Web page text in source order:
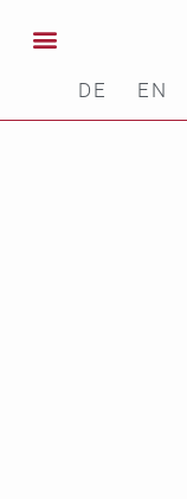
DE EN